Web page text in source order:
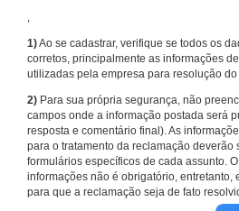
,
1)Ao se cadastrar, verifique se todos os
corretos, principalmente as informações
utilizadas pela empresa para resolução
2) Para sua própria segurança, não
campos onde a informação postada será
resposta e comentário final). As
para o tratamento da reclamação deverão
formulários específicos de cada assunto.
informações não é obrigatório, entretanto,
para que a reclamação seja de fato